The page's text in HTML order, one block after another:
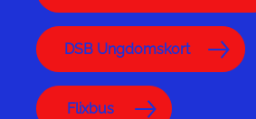
DSB Ungdomskort
Flixbus